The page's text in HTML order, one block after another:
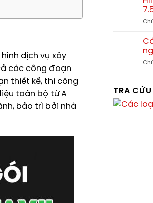
dịch vụ xây
các công đoạn
thiết kế, thi công
toàn bộ từ A
bảo trì bởi nhà
TRA